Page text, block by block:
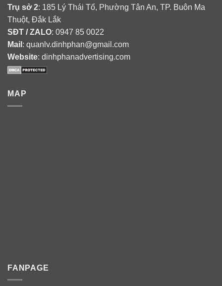
Trụ sở 2: 185 Lý Thái Tổ, Phường Tân An, TP. Buôn Ma
Thuột, Đắk Lắk
SĐT / ZALO: 0947 85 0022
Mail : quanlv.dinhphan@gmail.com
Website: dinhphanadvertising.com
MAP
FANPAGE